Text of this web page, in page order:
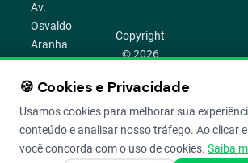
Av.
Osvaldo
Aranha
1022 –
Bom
Porto
Alegre –
RS
Copyright
© 2026
Todos os
direitos
reservados.
🍪 Cookies e Privacidade
Usamos cookies para melhorar sua
conteúdo e analisar nosso tráfego. Ao clicar
você concorda com o uso de cookies. Saiba